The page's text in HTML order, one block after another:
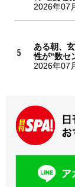
2026年07
ある朝、
性が“数セ
2026年07